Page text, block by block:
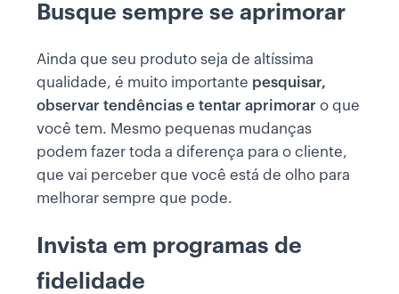
Busque sempre se aprimorar
Ainda que seu produto seja de altíssima
qualidade, é muito importante pesquisar,
observar tendências e tentar aprimorar o que
você tem. Mesmo pequenas mudanças
podem fazer toda a diferença para o cliente,
que vai perceber que você está de olho para
melhorar sempre que pode.
Invista em programas de
fidelidade